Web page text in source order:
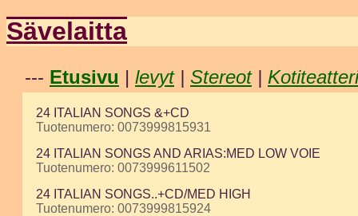
Sävelaitta
--- Etusivu | levyt| Stereot| Kotiteatteri
24 ITALIAN SONGS &+CD
Tuotenumero: 0073999815931
24 ITALIAN SONGS AND ARIAS:MED LOW VOIE
Tuotenumero: 0073999611502
24 ITALIAN SONGS..+CD/MED HIGH
Tuotenumero: 0073999815924